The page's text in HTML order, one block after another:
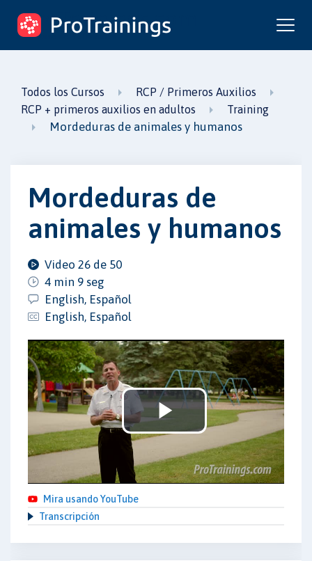
ProTrainings.com
un curso de ProTrainings
Todos los Cursos
RCP / Primeros Auxilios
RCP + primeros auxilios en adultos
Training
Mordeduras de animales y humanos
Mordeduras de
animales y humanos
Video 26 de 50
4 min 9 seg
English, Español
English, Español
Play
Video
Mira usando YouTube
Transcripción